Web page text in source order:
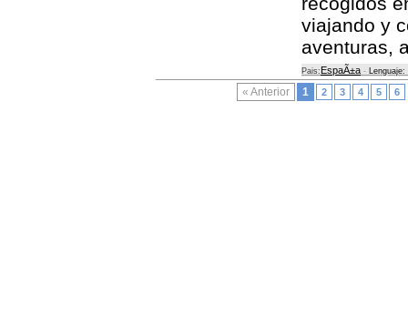
viajando y
aventuras,
Pais: EspaÃ±a - Lenguaje:
« Anterior 1 2 3 4 5 6